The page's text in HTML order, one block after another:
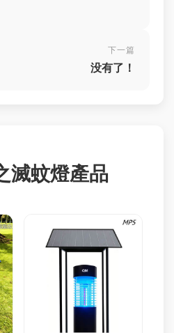
下一篇
没有了！
滅蚊燈產品